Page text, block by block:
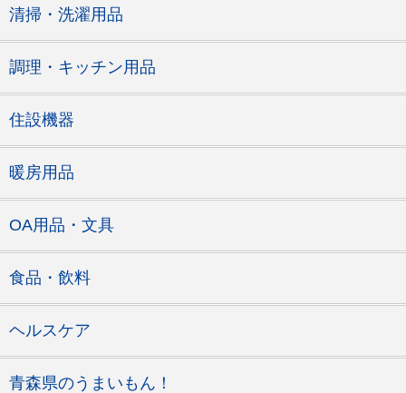
清掃・洗濯用品
調理・キッチン用品
住設機器
暖房用品
OA用品・文具
食品・飲料
ヘルスケア
青森県のうまいもん！